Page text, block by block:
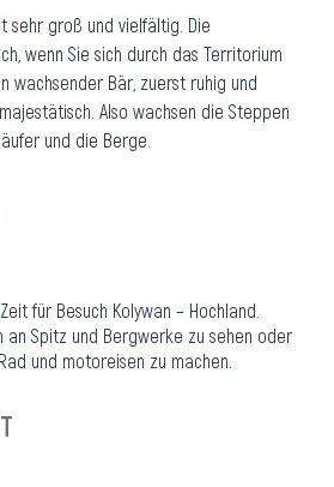
sehr groß und vielfältig. Die
wenn Sie sich durch das Territorium
wachsender Bär, zuerst ruhig und
Also wachsen die Steppen
und die Berge.
für Besuch Kolywan – Hochland.
an Spitz und Bergwerke zu sehen oder
und motoreisen zu machen.